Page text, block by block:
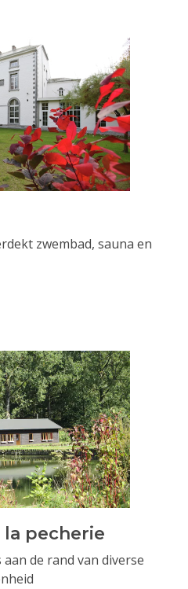
zwembad, sauna en
pecherie
de rand van diverse